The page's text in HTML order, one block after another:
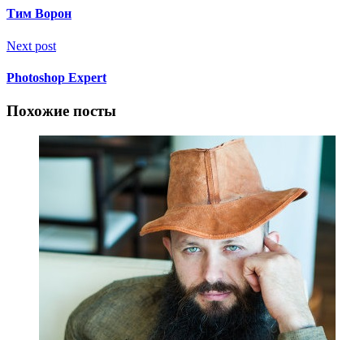
Тим Ворон
Next post
Photoshop Expert
Похожие посты